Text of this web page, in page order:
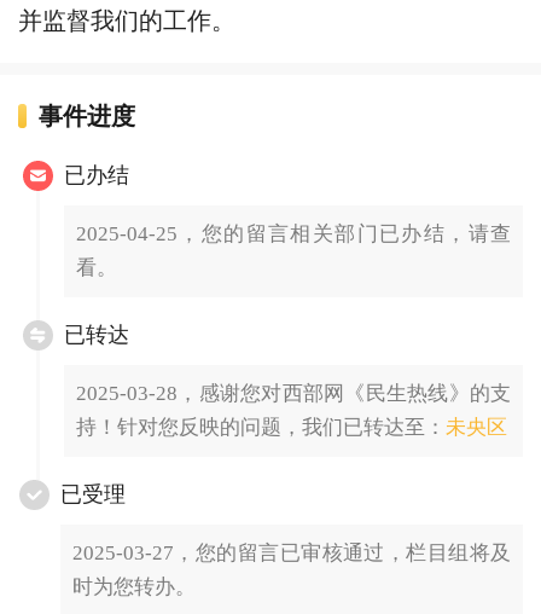
并监督我们的工作。
事件进度
已办结
2025-04-25，您的留言相关部门已办结，请查
看。
已转达
2025-03-28，感谢您对西部网《民生热线》的支
持！针对您反映的问题，我们已转达至： 未央区
已受理
2025-03-27，您的留言已审核通过，栏目组将及
时为您转办。